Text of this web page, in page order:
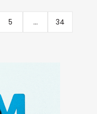
5 ... 34